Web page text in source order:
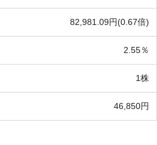
82,981.09円(0.67倍)
2.55％
1株
46,850円